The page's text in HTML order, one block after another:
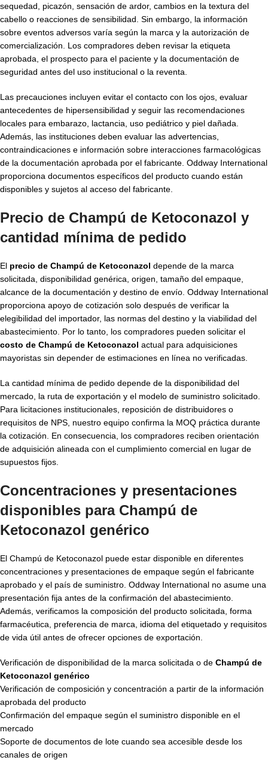
sequedad, picazón, sensación de ardor, cambios en la textura del
cabello o reacciones de sensibilidad. Sin embargo, la información
sobre eventos adversos varía según la marca y la autorización de
comercialización. Los compradores deben revisar la etiqueta
aprobada, el prospecto para el paciente y la documentación de
seguridad antes del uso institucional o la reventa.
Las precauciones incluyen evitar el contacto con los ojos, evaluar
antecedentes de hipersensibilidad y seguir las recomendaciones
locales para embarazo, lactancia, uso pediátrico y piel dañada.
Además, las instituciones deben evaluar las advertencias,
contraindicaciones e información sobre interacciones farmacológicas
de la documentación aprobada por el fabricante. Oddway International
proporciona documentos específicos del producto cuando están
disponibles y sujetos al acceso del fabricante.
Precio de Champú de Ketoconazol y
cantidad mínima de pedido
El precio de Champú de Ketoconazol depende de la marca
solicitada, disponibilidad genérica, origen, tamaño del empaque,
alcance de la documentación y destino de envío. Oddway International
proporciona apoyo de cotización solo después de verificar la
elegibilidad del importador, las normas del destino y la viabilidad del
abastecimiento. Por lo tanto, los compradores pueden solicitar el
costo de Champú de Ketoconazol actual para adquisiciones
mayoristas sin depender de estimaciones en línea no verificadas.
La cantidad mínima de pedido depende de la disponibilidad del
mercado, la ruta de exportación y el modelo de suministro solicitado.
Para licitaciones institucionales, reposición de distribuidores o
requisitos de NPS, nuestro equipo confirma la MOQ práctica durante
la cotización. En consecuencia, los compradores reciben orientación
de adquisición alineada con el cumplimiento comercial en lugar de
supuestos fijos.
Concentraciones y presentaciones
disponibles para Champú de
Ketoconazol genérico
El Champú de Ketoconazol puede estar disponible en diferentes
concentraciones y presentaciones de empaque según el fabricante
aprobado y el país de suministro. Oddway International no asume una
presentación fija antes de la confirmación del abastecimiento.
Además, verificamos la composición del producto solicitada, forma
farmacéutica, preferencia de marca, idioma del etiquetado y requisitos
de vida útil antes de ofrecer opciones de exportación.
Verificación de disponibilidad de la marca solicitada o de Champú de
Ketoconazol genérico
Verificación de composición y concentración a partir de la información
aprobada del producto
Confirmación del empaque según el suministro disponible en el
mercado
Soporte de documentos de lote cuando sea accesible desde los
canales de origen